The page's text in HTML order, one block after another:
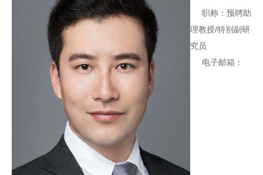
职称：预聘助
理教授/特别副研
究员
电子邮箱：